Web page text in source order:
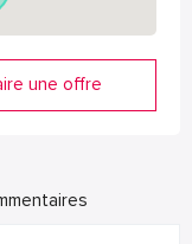
une offre